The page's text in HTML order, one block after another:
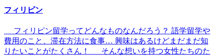
フィリピン
フィリピン留学ってどんなものなんだろう？ 語学留学や
費用のこと、滞在方法に食事… 興味はあるけどまだまだ知
りたいことがたくさん！ そんな想いを持つ女性たちのた